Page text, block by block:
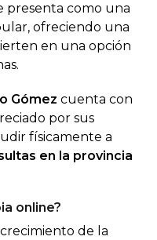
presenta como una
ofreciendo una
en una opción
Gómez cuenta con
por sus
físicamente a
en la provincia
online?
de la